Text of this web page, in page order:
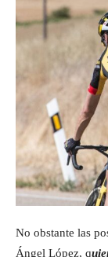
No obstante las
Ángel López, q